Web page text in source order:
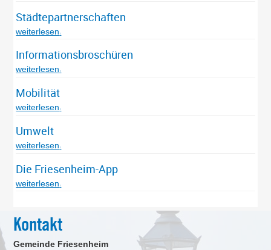
Städtepartnerschaften
weiterlesen
Informationsbroschüren
weiterlesen
Mobilität
weiterlesen
Umwelt
weiterlesen
Die Friesenheim-App
weiterlesen
Kontakt
Gemeinde Friesenheim